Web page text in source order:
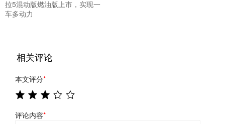
拉5混动版燃油版上市，实现一
车多动力
相关评论
本文评分*
评论内容*